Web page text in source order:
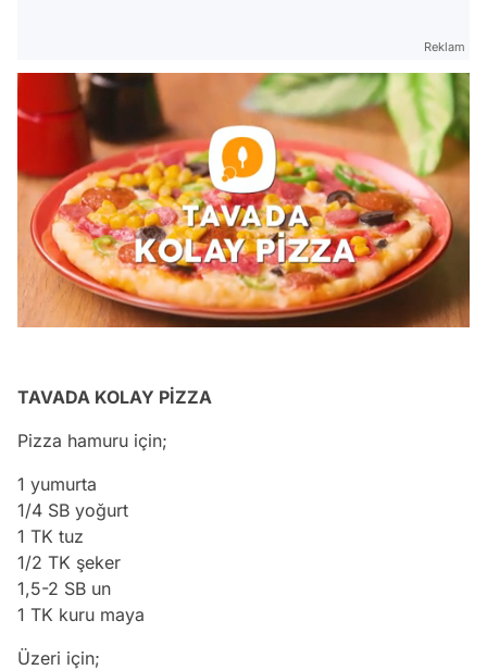
Reklam
/
TAVADA KOLAY PİZZA
Pizza hamuru için;
1 yumurta
1/4 SB yoğurt
1 TK tuz
1/2 TK şeker
1,5-2 SB un
1 TK kuru maya
Üzeri için;